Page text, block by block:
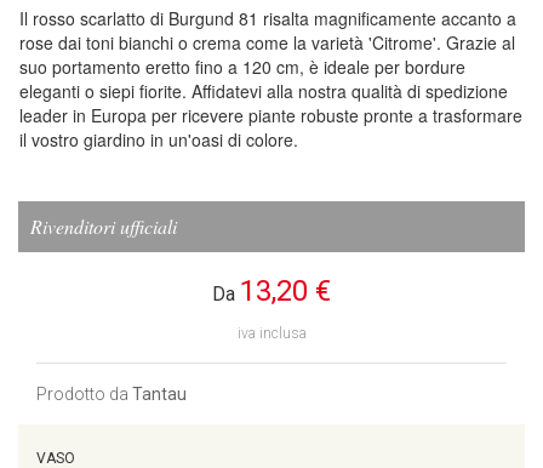
Il rosso scarlatto di Burgund 81 risalta magnificamente accanto a
rose dai toni bianchi o crema come la varietà 'Citrome'. Grazie al
suo portamento eretto fino a 120 cm, è ideale per bordure
eleganti o siepi fiorite. Affidatevi alla nostra qualità di spedizione
leader in Europa per ricevere piante robuste pronte a trasformare
il vostro giardino in un'oasi di colore.
Rivenditori ufficiali
Da 13,20 €
iva inclusa
Prodotto da Tantau
VASO